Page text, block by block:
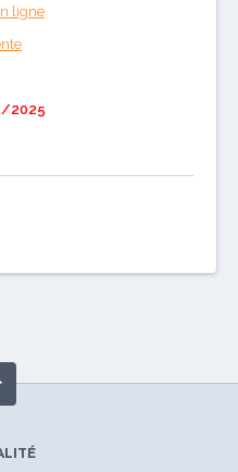
ligne
2025